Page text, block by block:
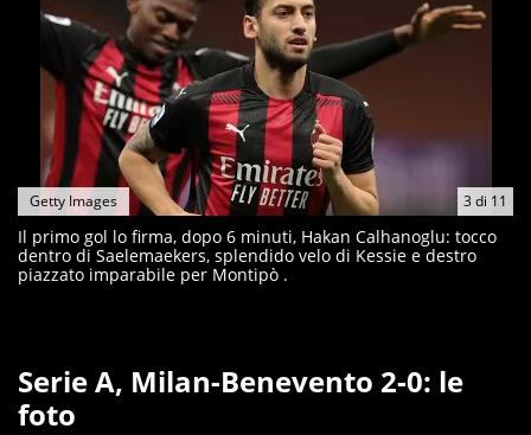
3di 11
Getty Images
Il primo gol lo firma, dopo 6 minuti, Hakan Calhanoglu: tocco
dentro di Saelemaekers, splendido velo di Kessie e destro
piazzato imparabile per Montipò .
Serie A, Milan-Benevento 2-0: le
foto